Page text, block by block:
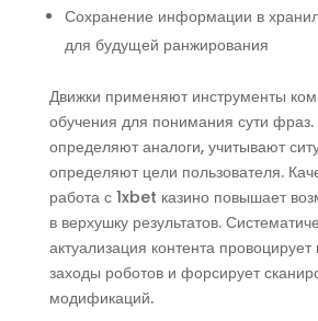
Сохранение информации в
для будущей ранжирования
Движки применяют инструменты
обучения для понимания сути
определяют аналоги, учитывают
определяют цели пользователя.
работа с 1xbet казино повышает
в верхушку результатов.
актуализация контента
заходы роботов и форсирует
модификаций.